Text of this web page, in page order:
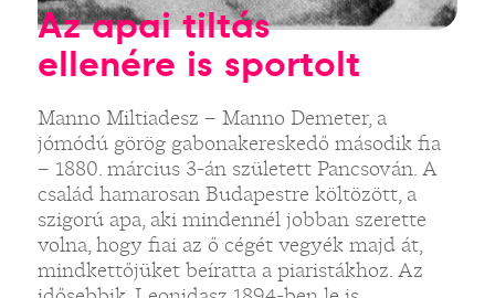
Az apai tiltás
ellenére is sportolt
Manno Miltiadesz – Manno Demeter, a
jómódú görög gabonakereskedő második fia
– 1880. március 3-án született Pancsován. A
család hamarosan Budapestre költözött, a
szigorú apa, aki mindennél jobban szerette
volna, hogy fiai az ő cégét vegyék majd át,
mindkettőjüket beíratta a piaristákhoz. Az